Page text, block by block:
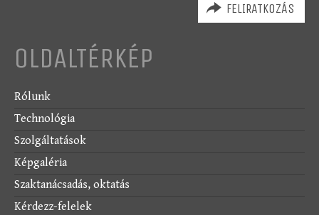
OLDALTÉRKÉP
Rólunk
Technológia
Szolgáltatások
Képgaléria
Szaktanácsadás, oktatás
Kérdezz-felelek